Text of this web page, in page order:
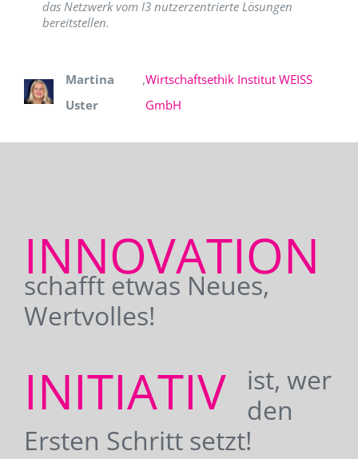
das Netzwerk vom I3 nutzerzentrierte Lösungen
bereitstellen.
Martina
Uster
,Wirtschaftsethik Institut WEISS
GmbH
INNOVATION
schafft etwas Neues,
Wertvolles!
INITIATIV
ist, wer
den
Ersten Schritt setzt!